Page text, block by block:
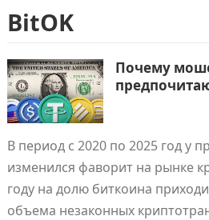
BitOK
Почему
В период с 2020 по 2025 год у
изменился фаворит на рынке
году на долю биткоина
объема незаконных